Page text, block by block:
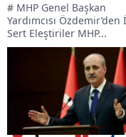
# MHP Genel Başkan
Yardımcısı Özdemir’den
Sert Eleştiriler MHP...